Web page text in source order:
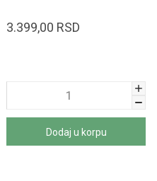
3.399,00 RSD
Dodaj u korpu